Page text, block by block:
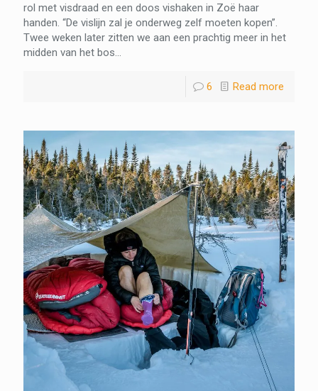
rol met visdraad en een doos vishaken in Zoë haar
handen. “De vislijn zal je onderweg zelf moeten kopen”.
Twee weken later zitten we aan een prachtig meer in het
midden van het bos...
6 Read more